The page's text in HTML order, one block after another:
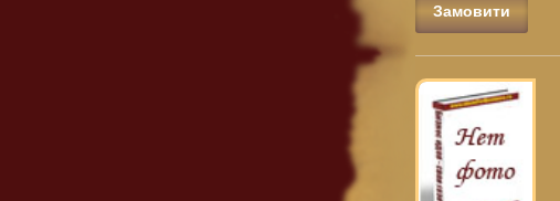
Замовити